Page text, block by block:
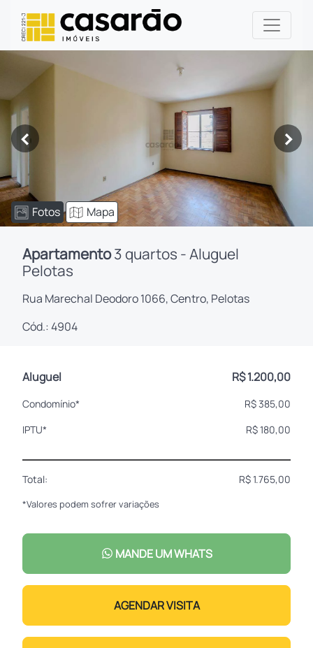
< >
Fotos Mapa
Apartamento3 quartos - Aluguel
Pelotas
Rua Marechal Deodoro 1066, Centro, Pelotas
Cód.: 4904
Aluguel R$ 1.200,00
Condomínio*
R$ 385,00
IPTU*
R$ 180,00
Total: R$ 1.765,00
*Valores podem sofrer variações
MANDE UM WHATS
AGENDAR VISITA